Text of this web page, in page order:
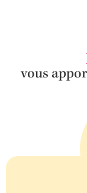
vous